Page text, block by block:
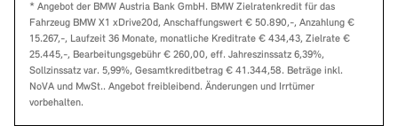
* Angebot der BMW Austria Bank GmbH. BMW Zielratenkredit für das
Fahrzeug BMW X1 xDrive20d, Anschaffungswert € 50.890,-, Anzahlung €
15.267,-, Laufzeit 36 Monate, monatliche Kreditrate € 434,43, Zielrate €
25.445,-, Bearbeitungsgebühr € 260,00, eff. Jahreszinssatz 6,39%,
Sollzinssatz var. 5,99%, Gesamtkreditbetrag € 41.344,58. Beträge inkl.
NoVA und MwSt.. Angebot freibleibend. Änderungen und Irrtümer
vorbehalten.